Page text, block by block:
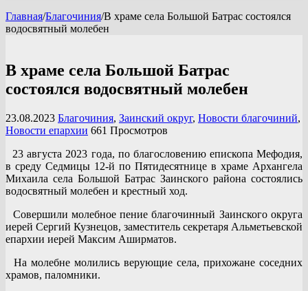
Главная/Благочиния/В храме села Большой Батрас состоялся
водосвятный молебен
В храме села Большой Батрас
состоялся водосвятный молебен
23.08.2023 Благочиния, Заинский округ, Новости благочиний,
Новости епархии 661 Просмотров
23 августа 2023 года, по благословению епископа Мефодия,
в среду Седмицы 12-й по Пятидесятнице в храме Архангела
Михаила села Большой Батрас Заинского района состоялись
водосвятный молебен и крестный ход.
Совершили молебное пение благочинный Заинского округа
иерей Сергий Кузнецов, заместитель секретаря Альметьевской
епархии иерей Максим Аширматов.
На молебне молились верующие села, прихожане соседних
храмов, паломники.